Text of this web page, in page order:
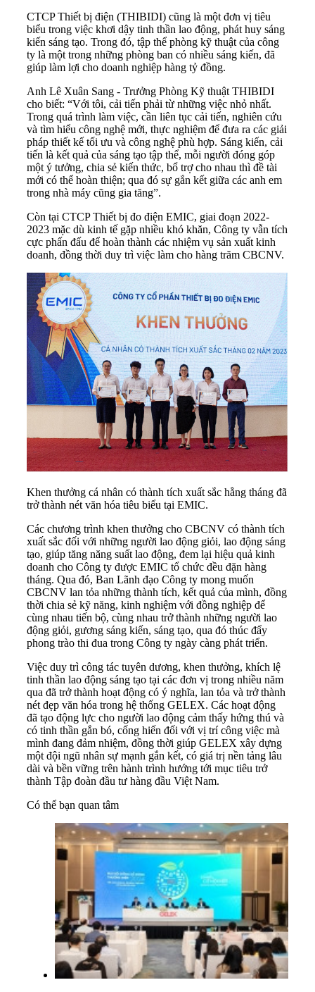
CTCP Thiết bị điện (THIBIDI) cũng là một đơn vị tiêu
biểu trong việc khơi dậy tinh thần lao động, phát huy sáng
kiến sáng tạo. Trong đó, tập thể phòng kỹ thuật của công
ty là một trong những phòng ban có nhiều sáng kiến, đã
giúp làm lợi cho doanh nghiệp hàng tỷ đồng.
Anh Lê Xuân Sang - Trưởng Phòng Kỹ thuật THIBIDI
cho biết: “Với tôi, cải tiến phải từ những việc nhỏ nhất.
Trong quá trình làm việc, cần liên tục cải tiến, nghiên cứu
và tìm hiểu công nghệ mới, thực nghiệm để đưa ra các giải
pháp thiết kế tối ưu và công nghệ phù hợp. Sáng kiến, cải
tiến là kết quả của sáng tạo tập thể, mỗi người đóng góp
một ý tưởng, chia sẻ kiến thức, bổ trợ cho nhau thì đề tài
mới có thể hoàn thiện; qua đó sự gắn kết giữa các anh em
trong nhà máy cũng gia tăng”.
Còn tại CTCPThiết bị đo điện EMIC, giai đoạn 2022-
2023 mặc dù kinh tế gặp nhiều khó khăn, Công ty vẫn tích
cực phấn đấu để hoàn thành các nhiệm vụ sản xuất kinh
doanh, đồng thời duy trì việc làm cho hàng trăm CBCNV.
Khen thưởng cá nhân có thành tích xuất sắc hằng tháng đã
trở thành nét văn hóa tiêu biểu tại EMIC.
Các chương trình khen thưởng cho CBCNV có thành tích
xuất sắc đối với những người lao động giỏi, lao động sáng
tạo, giúp tăng năng suất lao động, đem lại hiệu quả kinh
doanh cho Công ty được EMIC tổ chức đều đặn hàng
tháng. Qua đó, Ban Lãnh đạo Công ty mong muốn
CBCNV lan tỏa những thành tích, kết quả của mình, đồng
thời chia sẻ kỹ năng, kinh nghiệm với đồng nghiệp để
cùng nhau tiến bộ, cùng nhau trở thành những người lao
động giỏi, gương sáng kiến, sáng tạo, qua đó thúc đẩy
phong trào thi đua trong Công ty ngày càng phát triển.
Việc duy trì công tác tuyên dương, khen thưởng, khích lệ
tinh thần lao động sáng tạo tại các đơn vị trong nhiều năm
qua đã trở thành hoạt động có ý nghĩa, lan tỏa và trở thành
nét đẹp văn hóa trong hệ thống GELEX. Các hoạt động
đã tạo động lực cho người lao động cảm thấy hứng thú và
có tinh thần gắn bó, cống hiến đối với vị trí công việc mà
mình đang đảm nhiệm, đồng thời giúp GELEX xây dựng
một đội ngũ nhân sự mạnh gắn kết, có giá trị nền tảng lâu
dài và bền vững trên hành trình hướng tới mục tiêu trở
thành Tập đoàn đầu tư hàng đầu Việt Nam.
Có thể bạn quan tâm